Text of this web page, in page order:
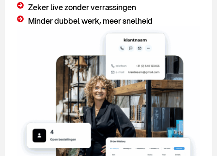
Zeker live zonder verrassingen
Minder dubbel werk, meer snelheid